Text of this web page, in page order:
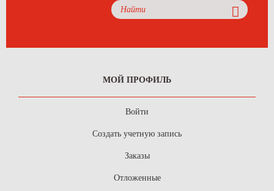
МОЙ ПРОФИЛЬ
Войти
Создать учетную запись
Заказы
Отложенные